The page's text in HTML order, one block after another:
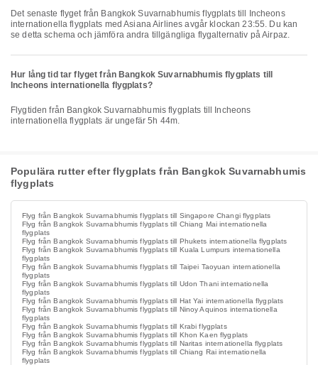
Det senaste flyget från Bangkok Suvarnabhumis flygplats till Incheons
internationella flygplats med Asiana Airlines avgår klockan 23:55. Du kan
se detta schema och jämföra andra tillgängliga flygalternativ på Airpaz.
Hur lång tid tar flyget från Bangkok Suvarnabhumis flygplats till
Incheons internationella flygplats?
Flygtiden från Bangkok Suvarnabhumis flygplats till Incheons
internationella flygplats är ungefär 5h 44m.
Populära rutter efter flygplats från Bangkok Suvarnabhumis
flygplats
Flyg från Bangkok Suvarnabhumis flygplats till Singapore Changi flygplats
Flyg från Bangkok Suvarnabhumis flygplats till Chiang Mai internationella
flygplats
Flyg från Bangkok Suvarnabhumis flygplats till Phukets internationella flygplats
Flyg från Bangkok Suvarnabhumis flygplats till Kuala Lumpurs internationella
flygplats
Flyg från Bangkok Suvarnabhumis flygplats till Taipei Taoyuan internationella
flygplats
Flyg från Bangkok Suvarnabhumis flygplats till Udon Thani internationella
flygplats
Flyg från Bangkok Suvarnabhumis flygplats till Hat Yai internationella flygplats
Flyg från Bangkok Suvarnabhumis flygplats till Ninoy Aquinos internationella
flygplats
Flyg från Bangkok Suvarnabhumis flygplats till Krabi flygplats
Flyg från Bangkok Suvarnabhumis flygplats till Khon Kaen flygplats
Flyg från Bangkok Suvarnabhumis flygplats till Naritas internationella flygplats
Flyg från Bangkok Suvarnabhumis flygplats till Chiang Rai internationella
flygplats